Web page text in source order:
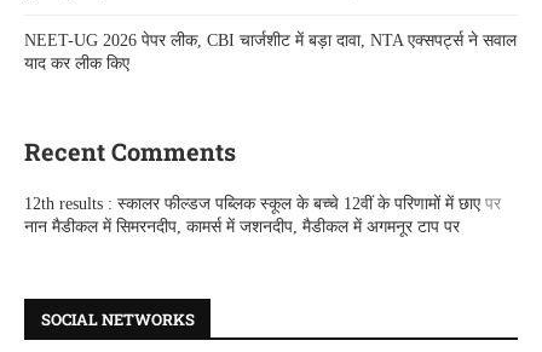
NEET-UG 2026 पेपर लीक, CBI चार्जशीट में बड़ा दावा, NTA एक्सपर्ट्स ने सवाल
याद कर लीक किए
Recent Comments
12th results : स्कालर फील्डज पब्लिक स्कूल के बच्चे 12वीं के परिणामों में छाएपर
नान मैडीकल में सिमरनदीप, कामर्स में जशनदीप, मैडीकल में अगमनूर टाप पर
SOCIAL NETWORKS